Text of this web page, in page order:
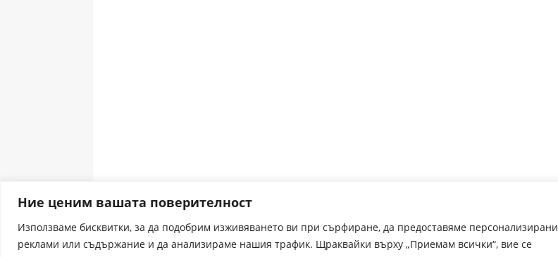
Ние ценим вашата поверителност
Използваме бисквитки, за да подобрим изживяването ви при сърфиране, да предоставяме персонализирани
реклами или съдържание и да анализираме нашия трафик. Щраквайки върху „Приемам всички“, вие се